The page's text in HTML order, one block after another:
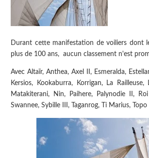
Durant cette manifestation de voiliers dont
plus de 100 ans, aucun classement n'est
Avec Altaïr, Anthea, Axel II, Esmeralda,
Kersios, Kookaburra, Korrigan, La
Matakiterani, Nin, Paihere, Palynodie II,
Swannee, Sybille III, Taganrog, Ti Marius, Topo